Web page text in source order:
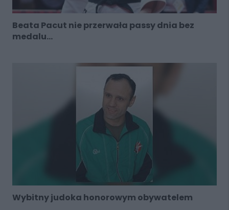
Beata Pacut nie przerwała passy dnia bez
medalu...
Wybitny judoka honorowym obywatelem